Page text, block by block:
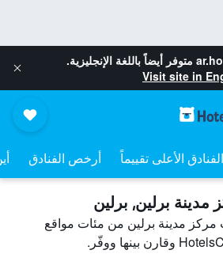
متوفر أيضاً باللغة الإنجليزية.
Visit site in
الفنادق الأعلى تقييماً أرخص الفنادق
مدينة برلين, برلين
مدينة برلين من مئات مواقع